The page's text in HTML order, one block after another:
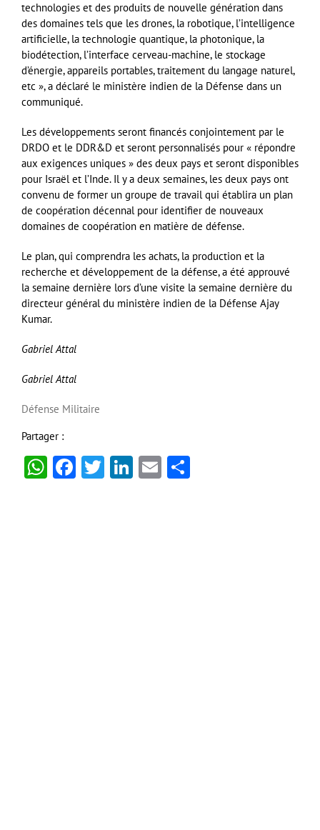
technologies et des produits de nouvelle génération dans
des domaines tels que les drones, la robotique, l’intelligence
artificielle, la technologie quantique, la photonique, la
biodétection, l’interface cerveau-machine, le stockage
d’énergie, appareils portables, traitement du langage naturel,
etc », a déclaré le ministère indien de la Défense dans un
communiqué.
Les développements seront financés conjointement par le
DRDO et le DDR&D et seront personnalisés pour « répondre
aux exigences uniques » des deux pays et seront disponibles
pour Israël et l’Inde. Il y a deux semaines, les deux pays ont
convenu de former un groupe de travail qui établira un plan
de coopération décennal pour identifier de nouveaux
domaines de coopération en matière de défense.
Le plan, qui comprendra les achats, la production et la
recherche et développement de la défense, a été approuvé
la semaine dernière lors d’une visite la semaine dernière du
directeur général du ministère indien de la Défense Ajay
Kumar.
Gabriel Attal
Gabriel Attal
Défense Militaire
Partager :
WhatsApp
Facebook
Twitter
LinkedIn
Email